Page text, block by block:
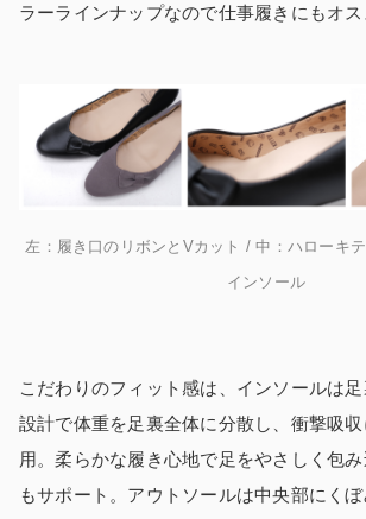
ラーラインナップなので仕事履きにもオス
左：履き口のリボンとVカット / 中：ハローキ
インソール
こだわりのフィット感は、インソールは
設計で体重を足裏全体に分散し、衝撃吸
用。柔らかな履き心地で足をやさしく包
もサポート。アウトソールは中央部にく